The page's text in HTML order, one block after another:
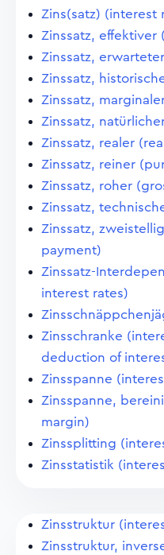
Zins(satz) (interest
Zinssatz, effektiver
Zinssatz,
Zinssatz,
Zinssatz,
Zinssatz,
Zinssatz, realer
Zinssatz, reiner
Zinssatz, roher
Zinssatz,
Zinssatz,
payment)
Zinssatz-
interest rates)
Zinsschranke
deduction of
Zinsspanne
Zinsspanne,
margin)
Zinssplitting
Zinsstatistik
Zinsstruktur
Zinsstruktur,